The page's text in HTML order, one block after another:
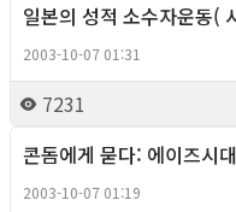
일본의 성적 소수자운동(
2003-10-07 01:31
7231
콘돔에게 묻다: 에이즈시
2003-10-07 01:19